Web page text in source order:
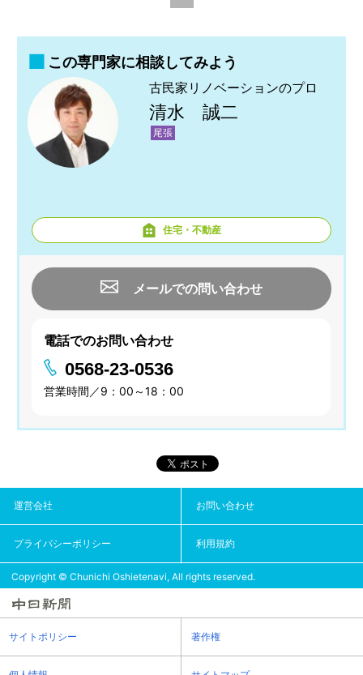
この専門家に相談してみよう
古民家リノベーションのプロ
清水 誠二
尾張
住宅・不動産
メールでの問い合わせ
電話でのお問い合わせ
0568-23-0536
営業時間／9：00～18：00
運営会社 お問い合わせ
プライバシーポリシー 利用規約
Copyright © Chunichi Oshietenavi, All rights reserved.
サイトポリシー 著作権